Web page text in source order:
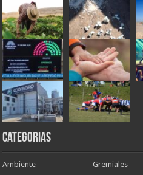
Categorias
Ambiente Gremiales